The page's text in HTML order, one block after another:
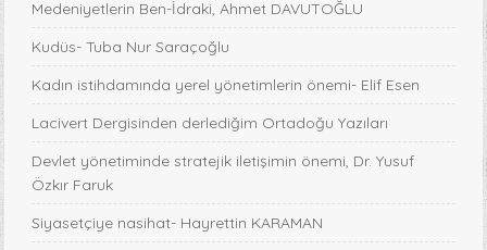
Medeniyetlerin Ben-İdraki, Ahmet DAVUTOĞLU
Kudüs- Tuba Nur Saraçoğlu
Kadın istihdamında yerel yönetimlerin önemi- Elif Esen
Lacivert Dergisinden derlediğim Ortadoğu Yazıları
Devlet yönetiminde stratejik iletişimin önemi, Dr. Yusuf
Özkır Faruk
Siyasetçiye nasihat- Hayrettin KARAMAN